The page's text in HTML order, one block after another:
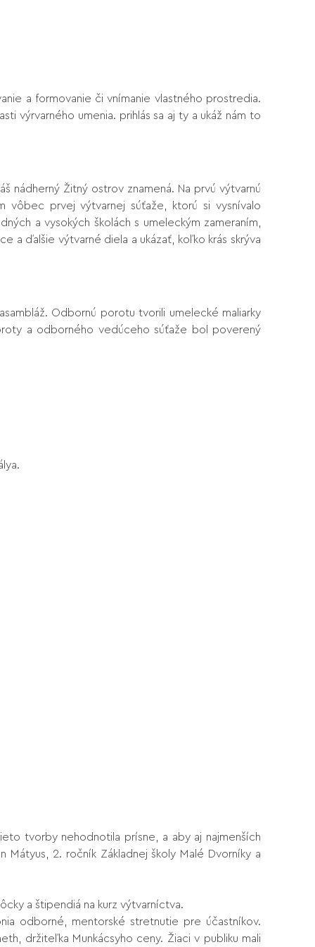
a formovanie či vnímanie vlastného prostredia.
výrvarného umenia. prihlás sa aj ty a ukáž nám to
Žitný ostrov znamená. Na prvú výtvarnú
vôbec prvej výtvarnej súťaže, ktorú si vysnívalo
a vysokých školách s umeleckým zameraním,
a ďalšie výtvarné diela a ukázať, koľko krás skrýva
Odbornú porotu tvorili umelecké maliarky
a odborného vedúceho súťaže bol poverený
tvorby nehodnotila prísne, a aby aj najmenších
2. ročník Základnej školy Malé Dvorníky a
a štipendiá na kurz výtvarníctva.
odborné, mentorské stretnutie pre účastníkov.
držiteľka Munkácsyho ceny. Žiaci v publiku mali